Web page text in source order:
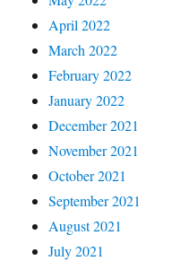
April 2022
March 2022
February 2022
January 2022
December 2021
November 2021
October 2021
September 2021
August 2021
July 2021